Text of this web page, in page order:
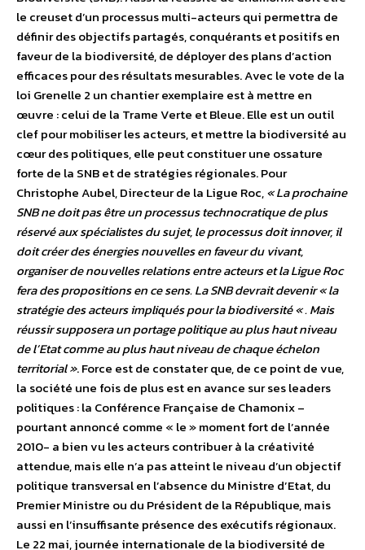
le creuset d’un processus multi-acteurs qui permettra de
définir des objectifs partagés, conquérants et positifs en
faveur de la biodiversité, de déployer des plans d’action
efficaces pour des résultats mesurables. Avec le vote de la
loi Grenelle 2 un chantier exemplaire est à mettre en
œuvre : celui de la Trame Verte et Bleue. Elle est un outil
clef pour mobiliser les acteurs, et mettre la biodiversité au
cœur des politiques, elle peut constituer une ossature
forte de la SNB et de stratégies régionales. Pour
Christophe Aubel, Directeur de la Ligue Roc,« La prochaine
SNB ne doit pas être un processus technocratique de plus
réservé aux spécialistes du sujet, le processus doit innover, il
doit créer des énergies nouvelles en faveur du vivant,
organiser de nouvelles relations entre acteurs et la Ligue Roc
fera des propositions en ce sens. La SNB devrait devenir « la
stratégie des acteurs impliqués pour la biodiversité « . Mais
réussir supposera un portage politique au plus haut niveau
de l’Etat comme au plus haut niveau de chaque échelon
territorial ». Force est de constater que, de ce point de vue,
la société une fois de plus est en avance sur ses leaders
politiques : la Conférence Française de Chamonix –
pourtant annoncé comme « le » moment fort de l’année
2010- a bien vu les acteurs contribuer à la créativité
attendue, mais elle n’a pas atteint le niveau d’un objectif
politique transversal en l’absence du Ministre d’Etat, du
Premier Ministre ou du Président de la République, mais
aussi en l’insuffisante présence des exécutifs régionaux.
Le 22 mai, journée internationale de la biodiversité de